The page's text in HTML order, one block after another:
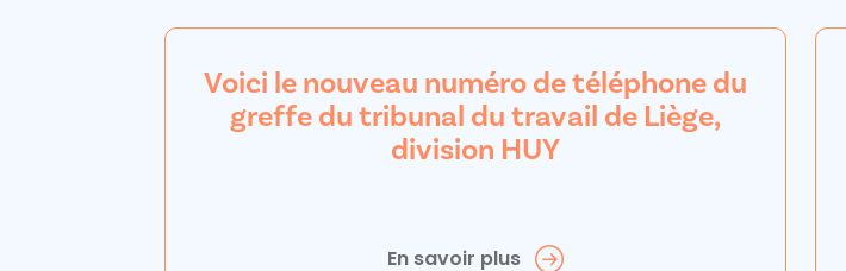
Voici le nouveau numéro de téléphone du
greffe du tribunal du travail de Liège,
division HUY
En savoir plus